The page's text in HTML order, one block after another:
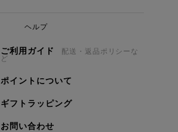
ヘルプ
ご利用ガイド 配送・返品ポリシーな
ど
ポイントについて
ギフトラッピング
お問い合わせ